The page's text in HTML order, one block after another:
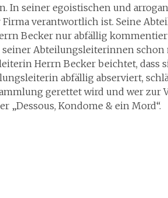
In seiner egoistischen und
verantwortlich ist. Seine
Becker nur abfällig
seiner Abteilungsleiterinnen schon
Herrn Becker beichtet, dass
abfällig abserviert,
gerettet wird und wer zur
„Dessous, Kondome & ein Mord“.